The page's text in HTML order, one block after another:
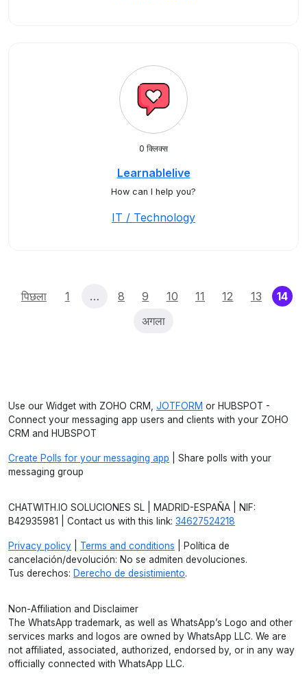
0 क्लिक्स
Learnablelive
How can I help you?
IT / Technology
पिछला 1 … 8 9 10 11 12 13 14
अगला
Use our Widget with ZOHO CRM, JOTFORM or HUBSPOT -
Connect your messaging app users and clients with your ZOHO
CRM and HUBSPOT
Create Polls for your messaging app | Share polls with your
messaging group
CHATWITH.IO SOLUCIONES SL | MADRID-ESPAÑA | NIF:
B42935981 | Contact us with this link: 34627524218
Privacy policy Terms and conditions | Política de
cancelación/devolución: No se admiten devoluciones.
Tus derechos: Derecho de desistimiento.
Non-Affiliation and Disclaimer
The WhatsApp trademark, as well as WhatsApp’s Logo and other
services marks and logos are owned by WhatsApp LLC. We are
not affiliated, associated, authorized, endorsed by, or in any way
officially connected with WhatsApp LLC.